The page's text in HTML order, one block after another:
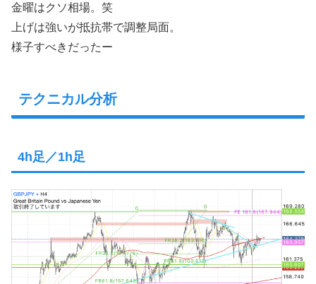
金曜はクソ相場。笑
上げは強いが抵抗帯で調整局面。
様子すべきだったー
テクニカル分析
4h足／1h足